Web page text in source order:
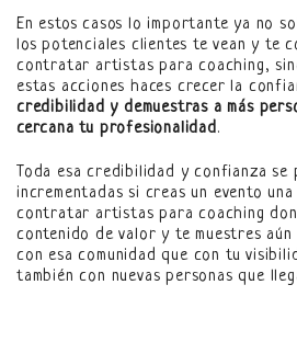
En estos casos lo importante ya no
los potenciales clientes te vean y te
contratar artistas para coaching,
estas acciones haces crecer la
credibilidad y demuestras a más
cercana tu profesionalidad.
Toda esa credibilidad y confianza se
incrementadas si creas un evento
contratar artistas para coaching
contenido de valor y te muestres aún
con esa comunidad que con tu
también con nuevas personas que